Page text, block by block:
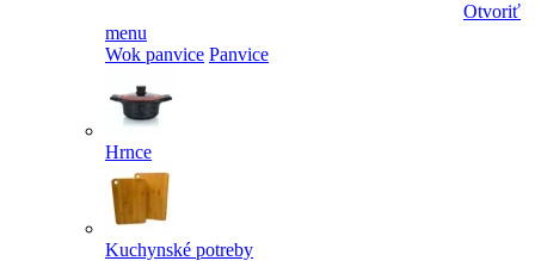
Otvoriť
menu
Wok panvice Panvice
Hrnce
Kuchynské potreby